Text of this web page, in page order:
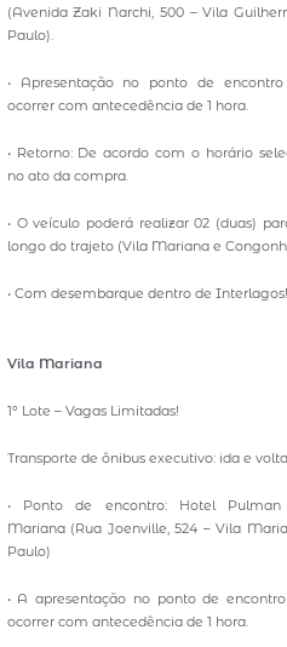
(Avenida Zaki Narchi, 500 – Vila
Paulo).
• Apresentação no ponto de
ocorrer com antecedência de 1 hora.
• Retorno: De acordo com o horário
no ato da compra.
• O veículo poderá realizar 02 (duas)
longo do trajeto (Vila Mariana e
• Com desembarque dentro de Interlagos!
Vila Mariana
1º Lote – Vagas Limitadas!
Transporte de ônibus executivo: ida e volta
• Ponto de encontro: Hotel
Mariana (Rua Joenville, 524 – Vila
Paulo)
• A apresentação no ponto de
ocorrer com antecedência de 1 hora.